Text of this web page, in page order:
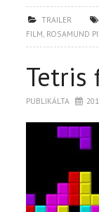
TRAILER
FILM, ROSAMUND
Tetris
PUBLIKÁLTA